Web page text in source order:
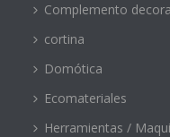
Complemento
cortina
Domótica
Ecomateriales
Herramientas /